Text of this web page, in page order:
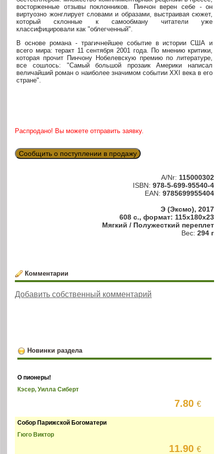
восторженные отзывы поклонников. Пинчон верен себе - он
виртуозно жонглирует словами и образами, выстраивая сюжет,
который склонные к самообману читатели уже
классифицировали как "облегченный".
В основе романа - трагичнейшее событие в истории США и
всего мира: теракт 11 сентября 2001 года. По мнению критики,
которая прочит Пинчону Нобелевскую премию по литературе,
все сошлось: "Самый большой прозаик Америки написал
величайший роман о наиболее значимом событии XXI века в его
стране".
Распродано! Вы можете отправить заявку.
Сообщить о поступлении в продажу
A/Nr: 115000302
ISBN: 978-5-699-95540-4
EAN: 9785699955404
Э (Эксмо), 2017
608 с., формат: 115x180x23
Мягкий / Полужесткий переплет
Вес: 294 г
Комментарии
Добавить собственный комментарий
Новинки раздела
О пионеры!
Кэсер, Уилла Сиберт
7.80€
Собор Парижской Богоматери
Гюго Виктор
11.90€